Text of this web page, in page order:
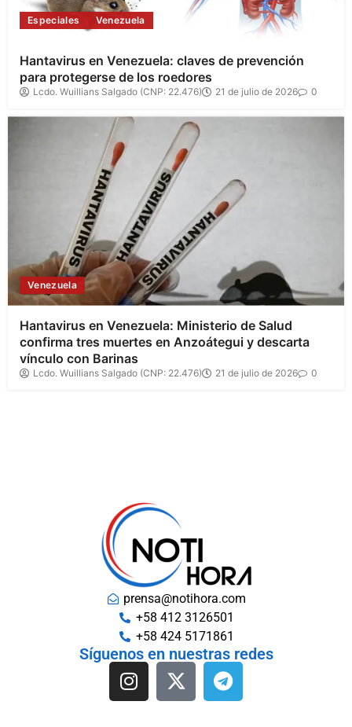
Especiales Venezuela
Hantavirus en Venezuela: claves de prevención
para protegerse de los roedores
Lcdo. Wuillians Salgado (CNP: 22.476) 21 de julio de 2026 0
Venezuela
Hantavirus en Venezuela: Ministerio de Salud
confirma tres muertes en Anzoátegui y descarta
vínculo con Barinas
Lcdo. Wuillians Salgado (CNP: 22.476) 21 de julio de 2026 0
prensa@notihora.com
+58 412 3126501
+58 424 5171861
Síguenos en nuestras redes